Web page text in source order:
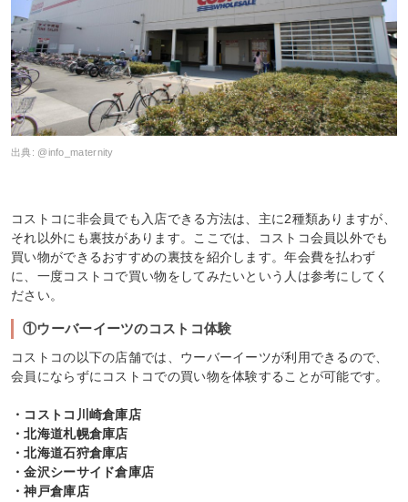
出典: @info_maternity
コストコに非会員でも入店できる方法は、主に2種類ありますが、
それ以外にも裏技があります。ここでは、コストコ会員以外でも
買い物ができるおすすめの裏技を紹介します。年会費を払わず
に、一度コストコで買い物をしてみたいという人は参考にしてく
ださい。
①ウーバーイーツのコストコ体験
コストコの以下の店舗では、ウーバーイーツが利用できるので、
会員にならずにコストコでの買い物を体験することが可能です。
・コストコ川崎倉庫店
・北海道札幌倉庫店
・北海道石狩倉庫店
・金沢シーサイド倉庫店
・神戸倉庫店